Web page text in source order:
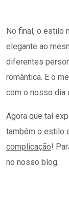
No final, o estilo
elegante ao
diferentes
romântica. E o
com o nosso dia
Agora que tal
também o estilo
complicação!
no nosso blog.